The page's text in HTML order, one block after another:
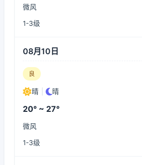
微风
1-3级
08月10日
良
晴 晴
20° ~ 27°
微风
1-3级